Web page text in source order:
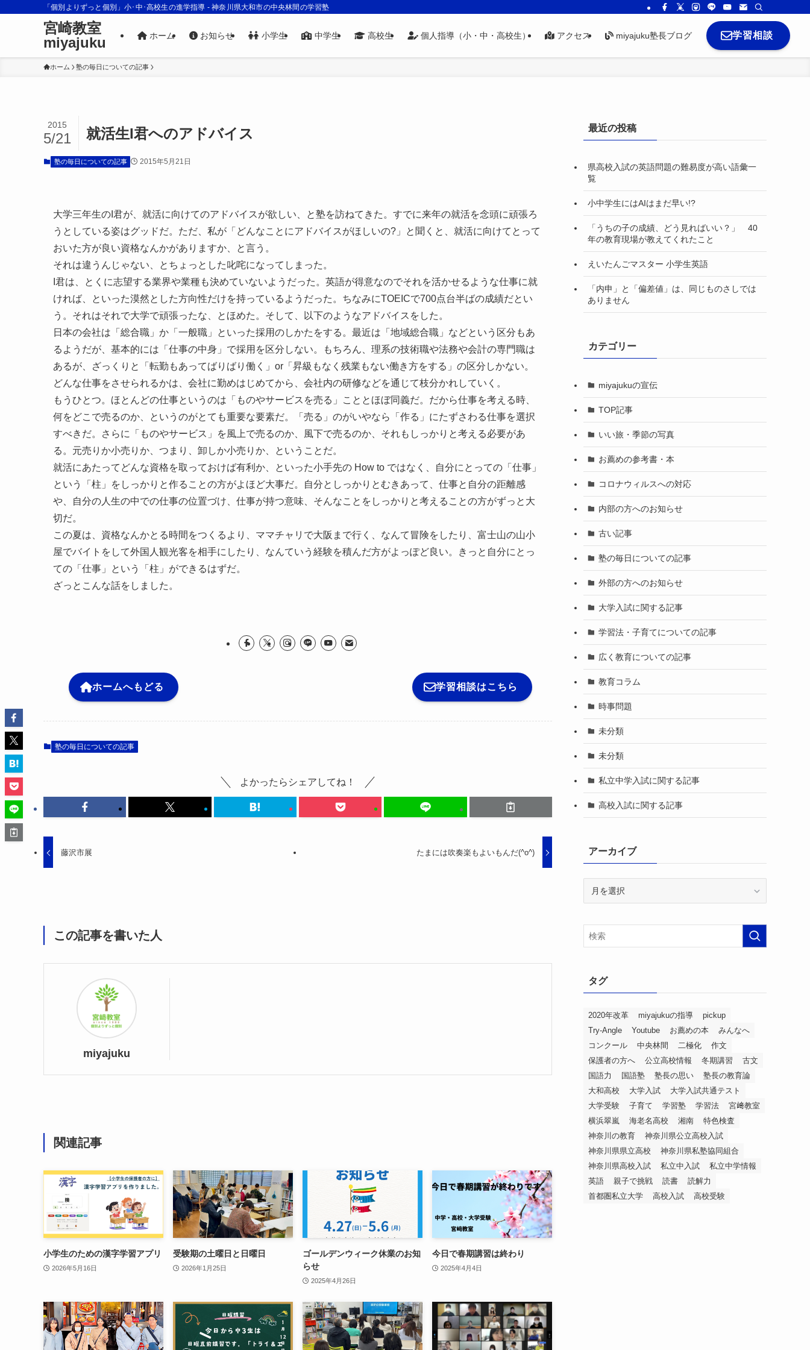
「個別よりずっと個別」小･中･高校生の進学指導 - 神奈川県大和市の中央林間の学習塾
宮崎教室
miyajuku
ホーム お知らせ 小学生 中学生 高校生 個人指導（小・中・高校生） アクセス miyajuku塾長ブログ 学習相談
ホーム 塾の毎日についての記事
就活生I君へのアドバイス
2015
5/21
塾の毎日についての記事 2015年5月21日
大学三年生のI君が、就活に向けてのアドバイスが欲しい、と塾を訪ねてきた。すでに来年の就活を念頭に頑張ろ
うとしている姿はグッドだ。ただ、私が「どんなことにアドバイスがほしいの?」と聞くと、就活に向けてとって
おいた方が良い資格なんかがありますか、と言う。
それは違うんじゃない、とちょっとした叱咤になってしまった。
I君は、とくに志望する業界や業種も決めていないようだった。英語が得意なのでそれを活かせるような仕事に就
ければ、といった漠然とした方向性だけを持っているようだった。ちなみにTOEICで700点台半ばの成績だとい
う。それはそれで大学で頑張ったな、とほめた。そして、以下のようなアドバイスをした。
日本の会社は「総合職」か「一般職」といった採用のしかたをする。最近は「地域総合職」などという区分もあ
るようだが、基本的には「仕事の中身」で採用を区分しない。もちろん、理系の技術職や法務や会計の専門職は
あるが、ざっくりと「転勤もあってばりばり働く」or「昇級もなく残業もない働き方をする」の区分しかない。
どんな仕事をさせられるかは、会社に勤めはじめてから、会社内の研修などを通じて枝分かれしていく。
もうひとつ。ほとんどの仕事というのは「ものやサービスを売る」こととほぼ同義だ。だから仕事を考える時、
何をどこで売るのか、というのがとても重要な要素だ。「売る」のがいやなら「作る」にたずさわる仕事を選択
すべきだ。さらに「ものやサービス」を風上で売るのか、風下で売るのか、それもしっかりと考える必要があ
る。元売りか小売りか、つまり、卸しか小売りか、ということだ。
就活にあたってどんな資格を取っておけば有利か、といった小手先の How to ではなく、自分にとっての「仕事」
という「柱」をしっかりと作ることの方がよほど大事だ。自分としっかりとむきあって、仕事と自分の距離感
や、自分の人生の中での仕事の位置づけ、仕事が持つ意味、そんなことをしっかりと考えることの方がずっと大
切だ。
この夏は、資格なんかとる時間をつくるより、ママチャリで大阪まで行く、なんて冒険をしたり、富士山の山小
屋でバイトをして外国人観光客を相手にしたり、なんていう経験を積んだ方がよっぽど良い。きっと自分にとっ
ての「仕事」という「柱」ができるはずだ。
ざっとこんな話をしました。
ホームへもどる 学習相談はこちら
塾の毎日についての記事
よかったらシェアしてね！
藤沢市展 たまには吹奏楽もよいもんだ(^o^)
この記事を書いた人
miyajuku
関連記事
小学生のための漢字学習アプリ
2026年5月16日
受験期の土曜日と日曜日
2026年1月25日
ゴールデンウィーク休業のお知
らせ
2025年4月26日
今日で春期講習は終わり
2025年4月4日
最近の投稿
県高校入試の英語問題の難易度が高い語彙一
覧
小中学生にはAIはまだ早い!?
「うちの子の成績、どう見ればいい？」 40
年の教育現場が教えてくれたこと
えいたんごマスター 小学生英語
「内申」と「偏差値」は、同じものさしでは
ありません
カテゴリー
miyajukuの宣伝
TOP記事
いい旅・季節の写真
お薦めの参考書・本
コロナウィルスへの対応
内部の方へのお知らせ
古い記事
塾の毎日についての記事
外部の方へのお知らせ
大学入試に関する記事
学習法・子育てについての記事
広く教育についての記事
教育コラム
時事問題
未分類
未分類
私立中学入試に関する記事
高校入試に関する記事
アーカイブ
イ
ブ
タグ
2020年改革 miyajukuの指導
pickup
Try-Angle
Youtube お薦めの本
みんなへ
コンクール
中央林間 二極化
作文
保護者の方へ
公立高校情報 冬期講習
古文
国語力
国語塾 塾長の思い
塾長の教育論
大和高校
大学入試
大学入試共通テスト
大学受験
子育て 学習塾 学習法
宮﨑教室
横浜翠嵐
海老名高校 湘南
特色検査
神奈川の教育
神奈川県公立高校入試
神奈川県県立高校
神奈川県私塾協同組合
神奈川県高校入試
私立中入試
私立中学情報
英語
親子で挑戦 読書
読解力
首都圏私立大学
高校入試 高校受験